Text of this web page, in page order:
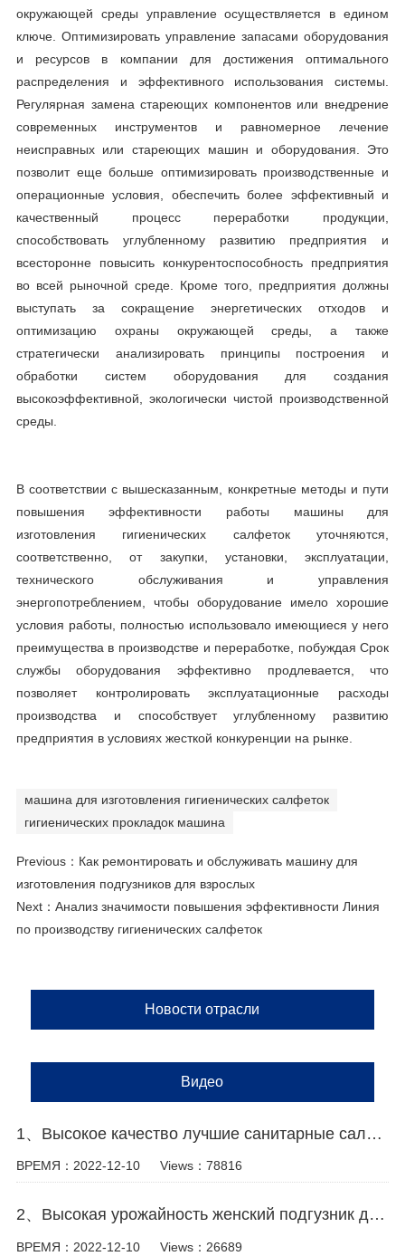
окружающей среды управление осуществляется в едином
ключе. Оптимизировать управление запасами оборудования
и ресурсов в компании для достижения оптимального
распределения и эффективного использования системы.
Регулярная замена стареющих компонентов или внедрение
современных инструментов и равномерное лечение
неисправных или стареющих машин и оборудования. Это
позволит еще больше оптимизировать производственные и
операционные условия, обеспечить более эффективный и
качественный процесс переработки продукции,
способствовать углубленному развитию предприятия и
всесторонне повысить конкурентоспособность предприятия
во всей рыночной среде. Кроме того, предприятия должны
выступать за сокращение энергетических отходов и
оптимизацию охраны окружающей среды, а также
стратегически анализировать принципы построения и
обработки систем оборудования для создания
высокоэффективной, экологически чистой производственной
среды.
В соответствии с вышесказанным, конкретные методы и пути
повышения эффективности работы машины для
изготовления гигиенических салфеток уточняются,
соответственно, от закупки, установки, эксплуатации,
технического обслуживания и управления
энергопотреблением, чтобы оборудование имело хорошие
условия работы, полностью использовало имеющиеся у него
преимущества в производстве и переработке, побуждая Срок
службы оборудования эффективно продлевается, что
позволяет контролировать эксплуатационные расходы
производства и способствует углубленному развитию
предприятия в условиях жесткой конкуренции на рынке.
машина для изготовления гигиенических салфеток
гигиенических прокладок машина
Previous： Как ремонтировать и обслуживать машину для
изготовления подгузников для взрослых
Next： Анализ значимости повышения эффективности Линия
по производству гигиенических салфеток
Новости отрасли
Видео
1、Высокое качество лучшие санитарные салфетки машина Производитель Видео
ВРЕМЯ：2022-12-10 Views：78816
2、Высокая урожайность женский подгузник делая машину производитель видео
ВРЕМЯ：2022-12-10 Views：26689